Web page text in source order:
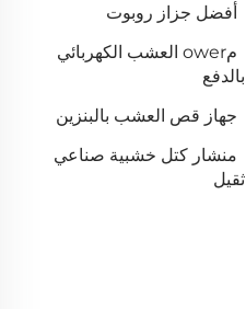
أفضل جزاز روبوت
مower العشب الكهربائي
بالدفع
جهاز قص العشب بالبنزين
منشار كتل خشبية صناعي
ثقيل